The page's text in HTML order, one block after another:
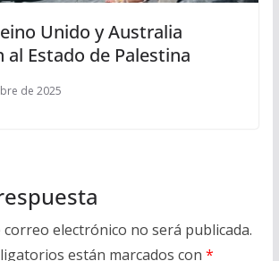
Unido y Australia
al Estado de Palestina
de 2025
correo electrónico no será publicada.
están marcados con *